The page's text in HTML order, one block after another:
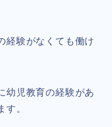
経験がなくても働け
幼児教育の経験があ
す。